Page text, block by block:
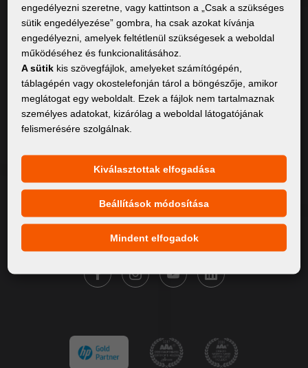
Adatvédelmi irányelvek
Sütiszabályzat
TARTALOM
Rólunk
Termékek
Márkáink
Kapcsolat
KÖVESSE A FORTUNA DIGITAL GROUP
engedélyezni szeretne, vagy kattintson a „Csak a szükséges
sütik engedélyezése” gombra, ha csak azokat kívánja
engedélyezni, amelyek feltétlenül szükségesek a weboldal
működéséhez és funkcionalitásához.
A sütik kis szövegfájlok, amelyeket számítógépén,
táblagépén vagy okostelefonján tárol a böngészője, amikor
meglátogat egy weboldalt. Ezek a fájlok nem tartalmaznak
személyes adatokat, kizárólag a weboldal látogatójának
felismerésére szolgálnak.
Kiválasztottak elfogadása
Beállítások módosítása
Mindent elfogadok